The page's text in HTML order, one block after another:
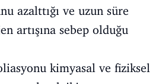
azalttığı ve uzun süre
artışına sebep olduğu
kimyasal ve fiziksel